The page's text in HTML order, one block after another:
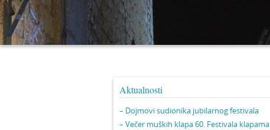
Aktualnosti
– Dojmovi sudionika jubilarnog festivala
– Večer muških klapa 60. Festivala klapama